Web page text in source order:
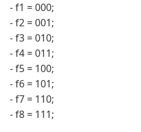
- f1 = 000;
- f2 = 001;
- f3 = 010;
- f4 = 011;
- f5 = 100;
- f6 = 101;
- f7 = 110;
- f8 = 111;